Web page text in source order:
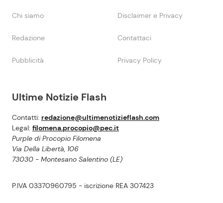
Ultime Notizie Flash
Contatti: redazione@ultimenotizieflash.com
Legal: filomena.procopio@pec.it
Purple di Procopio Filomena
Via Della Libertà, 106
73030 - Montesano Salentino (LE)
P.IVA 03370960795 - iscrizione REA 307423
Chi siamo Disclaimer e Privacy
Redazione Contattaci
Pubblicità Privacy Policy